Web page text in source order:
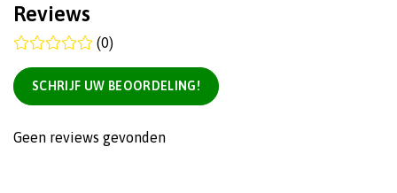
Reviews
(0)
SCHRIJF UW BEOORDELING!
Geen reviews gevonden